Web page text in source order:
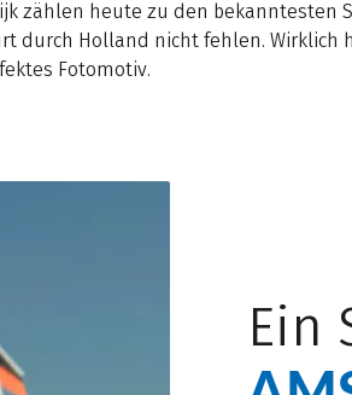
zählen heute zu den bekanntesten
durch Holland nicht fehlen. Wirklich
Fotomotiv.
Ein